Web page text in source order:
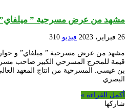
مشهد من عرض مسرحية ” ميلفاي” و
26 فبراير، 2023 فيديو 310
مشهد من عرض مسرحية ” ميلفاي” و حوار
قيمة للمخرج المسرحي الكبير صاحب
بن عيسى. المسرحية من انتاج المعهد
البصري
أكمل القراءة »
شاركها